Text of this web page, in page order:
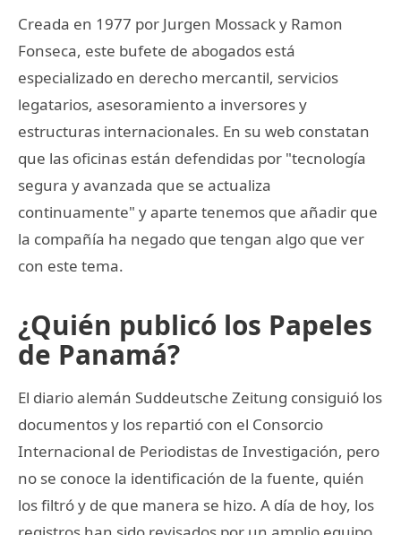
Creada en 1977 por Jurgen Mossack y Ramon
Fonseca, este bufete de abogados está
especializado en derecho mercantil, servicios
legatarios, asesoramiento a inversores y
estructuras internacionales. En su web constatan
que las oficinas están defendidas por "tecnología
segura y avanzada que se actualiza
continuamente" y aparte tenemos que añadir que
la compañía ha negado que tengan algo que ver
con este tema.
¿Quién publicó los Papeles
de Panamá?
El diario alemán Suddeutsche Zeitung consiguió los
documentos y los repartió con el Consorcio
Internacional de Periodistas de Investigación, pero
no se conoce la identificación de la fuente, quién
los filtró y de que manera se hizo. A día de hoy, los